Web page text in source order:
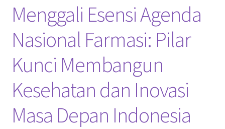
Menggali Esensi Agenda
Nasional Farmasi: Pilar
Kunci Membangun
Kesehatan dan Inovasi
Masa Depan Indonesia